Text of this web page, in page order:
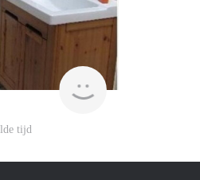
rent
tijd